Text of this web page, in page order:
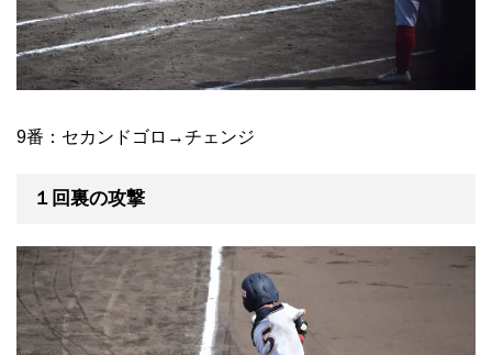
9番：セカンドゴロ→チェンジ
１回裏の攻撃